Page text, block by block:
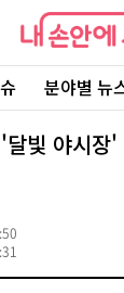
내
손
에
울
분야별 뉴
달빛 야시